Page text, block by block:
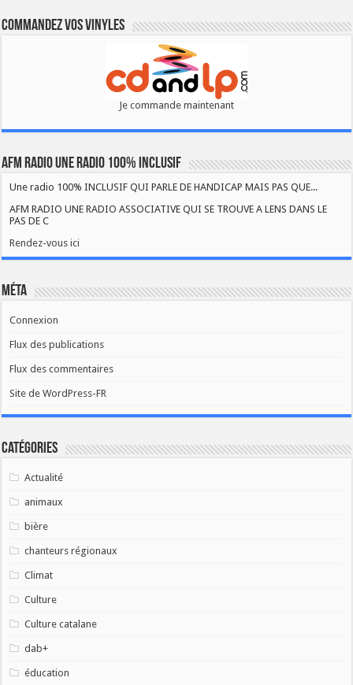
Commandez vos vinyles
Je commande maintenant
AFM RADIO UNE RADIO 100% INCLUSIF
Une radio 100% INCLUSIF QUI PARLE DE HANDICAP MAIS PAS QUE...
AFM RADIO UNE RADIO ASSOCIATIVE QUI SE TROUVE A LENS DANS LE
PAS DE C
Rendez-vous ici
Méta
Connexion
Flux des publications
Flux des commentaires
Site de WordPress-FR
Catégories
Actualité
animaux
bière
chanteurs régionaux
Climat
Culture
Culture catalane
dab+
éducation